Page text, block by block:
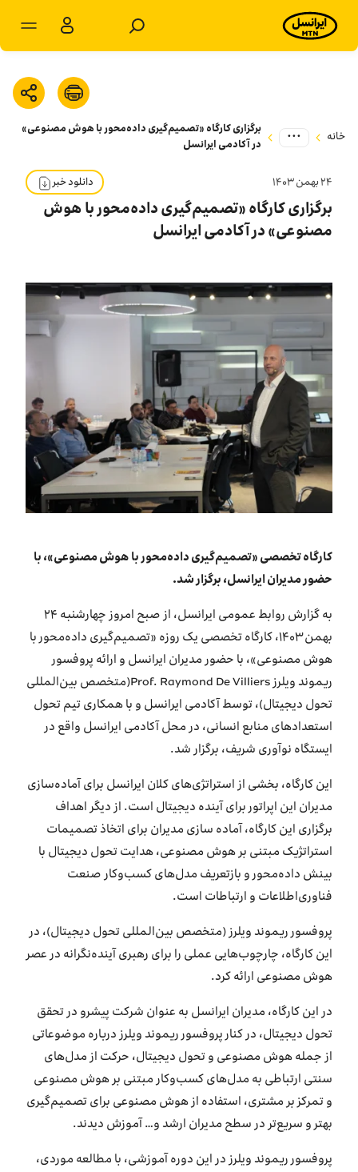
محصولات
خدمات
پشتیبانی
اخبار
بازارگاه ایرانسل
ترابرد به ایرانسل
EN
خانه ...
برگزاری کارگاه «تصمیم‌گیری داده‌محور با هوش مصنوعی»
در آکادمی ایرانسل
۲۴ بهمن ۱۴۰۳ دانلود خبر
برگزاری کارگاه «تصمیم‌گیری داده‌محور با هوش
مصنوعی» در آکادمی ایرانسل
کارگاه تخصصی «تصمیم‌گیری داده‌محور با هوش مصنوعی»، با
حضور مدیران ایرانسل، برگزار شد.
به گزارش روابط عمومی ایرانسل، از صبح امروز چهارشنبه ۲۴
بهمن ۱۴۰۳، کارگاه تخصصی یک روزه «تصمیم‌گیری داده‌محور با
هوش مصنوعی»، با حضور مدیران ایرانسل و ارائه پروفسور
ریموند ویلرز Prof. Raymond De Villiers(متخصص بین‌المللی
تحول دیجیتال)، توسط آکادمی ایرانسل و با همکاری تیم تحول
استعدادهای منابع انسانی، در محل آکادمی ایرانسل واقع در
ایستگاه نوآوری شریف، برگزار شد.
این کارگاه، بخشی از استراتژی‌های کلان ایرانسل برای آماده‌سازی
مدیران این اپراتور برای آینده دیجیتال است. از دیگر اهداف
برگزاری این کارگاه، آماده سازی مدیران برای اتخاذ تصمیمات
استراتژیک مبتنی بر هوش مصنوعی، هدایت تحول دیجیتال با
بینش داده‌محور و بازتعریف مدل‌های کسب‌وکار صنعت
فناوری‌اطلاعات و ارتباطات است.
پروفسور ریموند ویلرز (متخصص بین‌المللی تحول دیجیتال)، در
این کارگاه، چارچوب‌هایی عملی را برای رهبری آینده‌نگرانه در عصر
هوش مصنوعی ارائه کرد.
در این کارگاه، مدیران ایرانسل به عنوان شرکت پیشرو در تحقق
تحول دیجیتال، در کنار پروفسور ریموند ویلرز درباره موضوعاتی
از جمله هوش مصنوعی و تحول دیجیتال، حرکت از مدل‌های
سنتی ارتباطی به مدل‌های کسب‌وکار مبتنی بر هوش مصنوعی
و تمرکز بر مشتری، استفاده از هوش مصنوعی برای تصمیم‌گیری
بهتر و سریع‌تر در سطح مدیران ارشد و… آموزش دیدند.
پروفسور ریموند ویلرز در این دوره آموزشی، با مطالعه موردی،